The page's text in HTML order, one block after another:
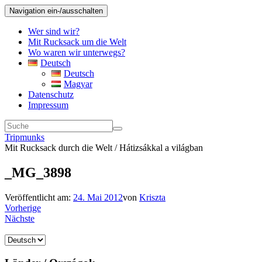
Navigation ein-/ausschalten
Wer sind wir?
Mit Rucksack um die Welt
Wo waren wir unterwegs?
Deutsch
Deutsch
Magyar
Datenschutz
Impressum
Tripmunks
Mit Rucksack durch die Welt / Hátizsákkal a világban
_MG_3898
Veröffentlicht am: 24. Mai 2012von Kriszta
Vorherige
Nächste
Sprache